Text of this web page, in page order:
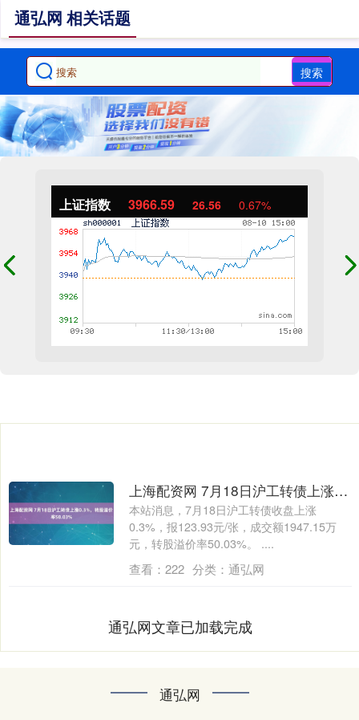
搜索
上证指数 3966.59 26.56 0.67%
通弘网 相关话题
上海配资网 7月18日沪工转债上涨0.3%，转股溢价率50.03%
本站消息，7月18日沪工转债收盘上涨
0.3%，报123.93元/张，成交额1947.15万
元，转股溢价率50.03%。 ....
查看： 222 分类： 通弘网
通弘网文章已加载完成
通弘网